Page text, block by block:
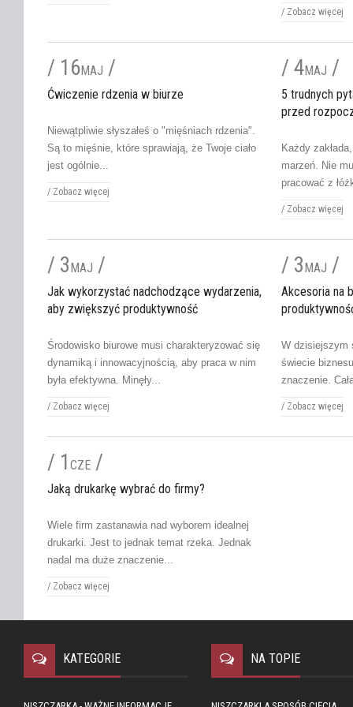
/ Zobacz więcej
/ 16MAJ /
Ćwiczenie rdzenia w biurze
Niewątpliwie słyszałeś o "mięśniach rdzenia".
Są to mięśnie, które sprawiają, że Twoje ciało
jest ogólnie...
/ Zobacz więcej
/ 4MAJ /
5 trudnych
przed
Każdy
marzeń. Nie
pracować z
/ Zobacz więcej
/ 3 MAJ /
Jak wykorzystać nadchodzące wydarzenia,
aby zwiększyć produktywność
Środowisko biurowe musi charakteryzować się
dynamiką i innowacyjnością, aby praca w nim
była efektywna. Minęły...
/ Zobacz więcej
/ 3 MAJ /
Akcesoria na
W dzisiejszym
świecie
znaczenie.
/ Zobacz więcej
/ 1 CZE /
Jaką drukarkę wybrać do firmy?
Wiele firm zastanawia nad wyborem idealnej
drukarki. Jest to jednak temat rzeka. Jednak
nadal ma duże znaczenie...
/ Zobacz więcej
KATEGORIE NA TOPIE